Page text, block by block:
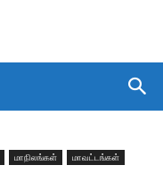
மாநிலங்கள்
மாவட்டங்கள்